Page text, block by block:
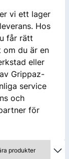
vi ett lager
Hos
får rätt
om du är en
eller
Grippaz-
service
och
för